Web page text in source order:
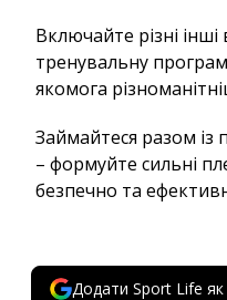
Включайте різні інші
тренувальну
якомога
Займайтеся разом із
– формуйте сильні
безпечно та
Додати Sport Life